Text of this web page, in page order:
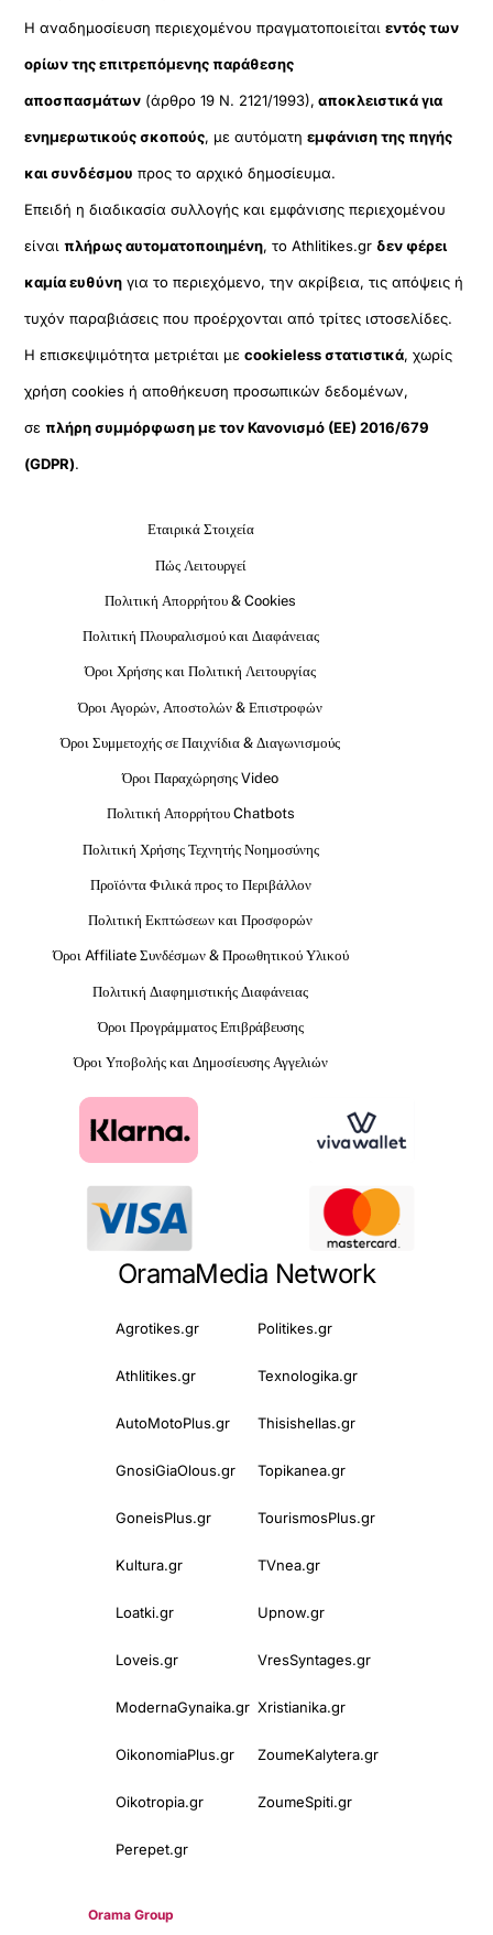
Η αναδημοσίευση περιεχομένου πραγματοποιείταιεντός των
ορίων της επιτρεπόμενης παράθεσης
αποσπασμάτων (άρθρο 19 Ν. 2121/1993), αποκλειστικά για
ενημερωτικούς σκοπούς, με αυτόματηεμφάνιση της πηγής
και συνδέσμου προς το αρχικό δημοσίευμα.
Επειδή η διαδικασία συλλογής και εμφάνισης περιεχομένου
είναιπλήρως αυτοματοποιημένη, το Athlitikes.gr δεν φέρει
καμία ευθύνη για το περιεχόμενο, την ακρίβεια, τις απόψεις ή
τυχόν παραβιάσεις που προέρχονται από τρίτες ιστοσελίδες.
Η επισκεψιμότητα μετριέται μεcookieless στατιστικά, χωρίς
χρήση cookies ή αποθήκευση προσωπικών δεδομένων,
σεπλήρη συμμόρφωση με τον Κανονισμό (ΕΕ) 2016/679
(GDPR).
Εταιρικά Στοιχεία
Πώς Λειτουργεί
Πολιτική Απορρήτου & Cookies
Πολιτική Πλουραλισμού και Διαφάνειας
Όροι Χρήσης και Πολιτική Λειτουργίας
Όροι Αγορών, Αποστολών & Επιστροφών
Όροι Συμμετοχής σε Παιχνίδια & Διαγωνισμούς
Όροι Παραχώρησης Video
Πολιτική Απορρήτου Chatbots
Πολιτική Χρήσης Τεχνητής Νοημοσύνης
Προϊόντα Φιλικά προς το Περιβάλλον
Πολιτική Εκπτώσεων και Προσφορών
Όροι Affiliate Συνδέσμων & Προωθητικού Υλικού
Πολιτική Διαφημιστικής Διαφάνειας
Όροι Προγράμματος Επιβράβευσης
Όροι Υποβολής και Δημοσίευσης Αγγελιών
OramaMedia Network
Agrotikes.gr Politikes.gr
Athlitikes.gr Texnologika.gr
AutoMotoPlus.gr Thisishellas.gr
GnosiGiaOlous.gr Topikanea.gr
GoneisPlus.gr TourismosPlus.gr
Kultura.gr TVnea.gr
Loatki.gr Upnow.gr
Loveis.gr VresSyntages.gr
ModernaGynaika.gr Xristianika.gr
OikonomiaPlus.gr ZoumeKalytera.gr
Oikotropia.gr ZoumeSpiti.gr
Perepet.gr
Orama Group